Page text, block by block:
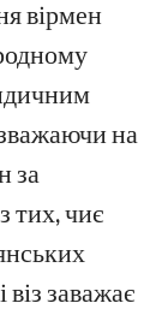
вірмен
на
за
тих, чиє
заважає